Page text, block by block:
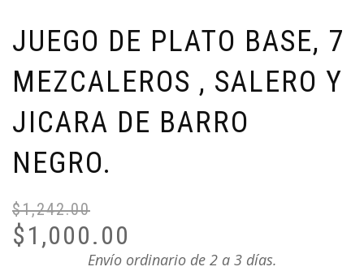
JUEGO DE PLATO BASE, 7
MEZCALEROS , SALERO Y
JICARA DE BARRO
NEGRO.
$1,242.00
$1,000.00
Envío ordinario de 2 a 3 días.